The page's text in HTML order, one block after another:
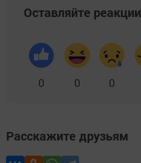
Оставляйте реакции
0 0 0
Расскажите друзьям